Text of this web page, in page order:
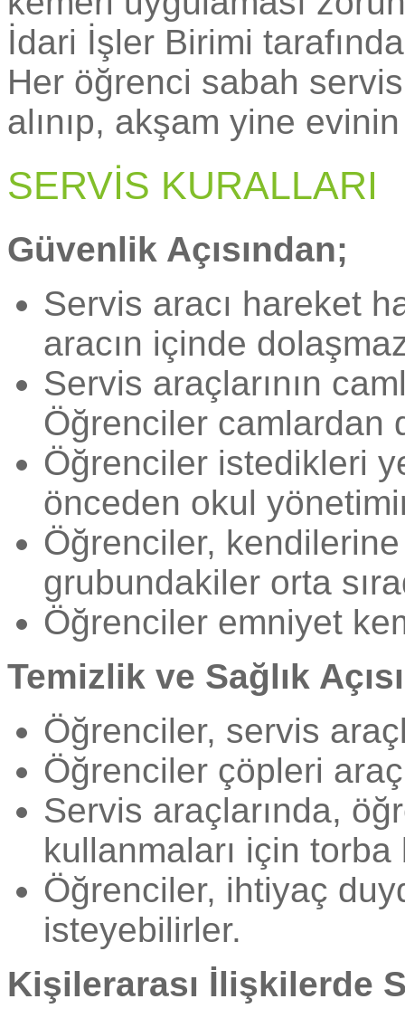
İdari İşler Birimi
Her öğrenci sabah
alınıp, akşam yine evinin
SERVİS KURALLARI
Güvenlik Açısından;
Servis aracı hareket
aracın içinde
Servis araçlarının
Öğrenciler camlardan
Öğrenciler istedikleri
önceden okul
Öğrenciler,
grubundakiler orta
Öğrenciler emniyet
Temizlik ve Sağlık
Öğrenciler, servis
Öğrenciler çöpleri
Servis araçlarında,
kullanmaları için
Öğrenciler, ihtiyaç
isteyebilirler.
Kişilerarası İlişkilerde